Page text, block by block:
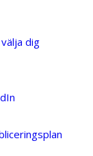
dig